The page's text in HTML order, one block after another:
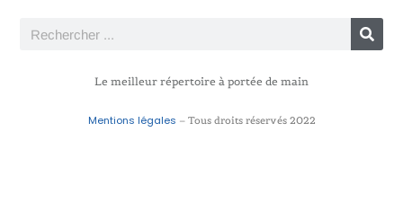
Le meilleur répertoire à portée de main
Mentions légales – Tous droits réservés 2022